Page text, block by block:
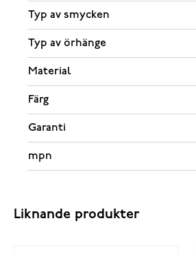
Typ av smycken
Typ av örhänge
Material
Färg
Garanti
mpn
Liknande produkter